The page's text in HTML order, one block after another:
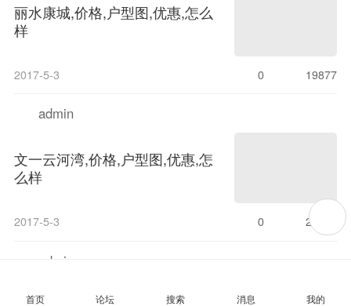
丽水康城,价格,户型图,优惠,怎么
样
2017-5-3 19877
0
admin
文一云河湾,价格,户型图,优惠,怎
么样
2017-5-3 20417
0
admin
首页 论坛 搜索 消息 我的